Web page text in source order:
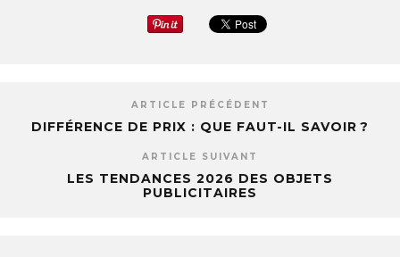
ARTICLE PRÉCÉDENT
DIFFÉRENCE DE PRIX : QUE FAUT-IL SAVOIR ?
ARTICLE SUIVANT
LES TENDANCES 2026 DES OBJETS
PUBLICITAIRES